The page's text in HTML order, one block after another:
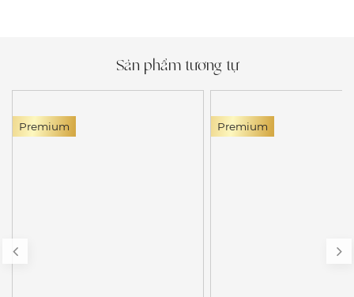
Sản phẩm tương tự
Premium Premium